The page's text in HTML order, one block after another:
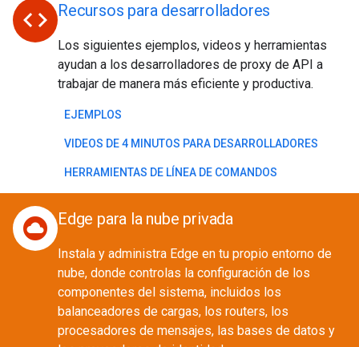
code Recursos para desarrolladores
Los siguientes ejemplos, videos y herramientas
ayudan a los desarrolladores de proxy de API a
trabajar de manera más eficiente y productiva.
EJEMPLOS
VIDEOS DE 4 MINUTOS PARA DESARROLLADORES
HERRAMIENTAS DE LÍNEA DE COMANDOS
cloud_circle Edge para la nube privada
Instala y administra Edge en tu propio entorno de
nube, donde controlas la configuración de los
componentes del sistema, incluidos los
balanceadores de cargas, los routers, los
procesadores de mensajes, las bases de datos y